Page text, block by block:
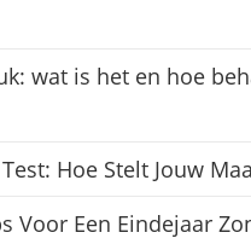
wat is het en hoe
Hoe Stelt Jouw
Voor Een Eindejaar